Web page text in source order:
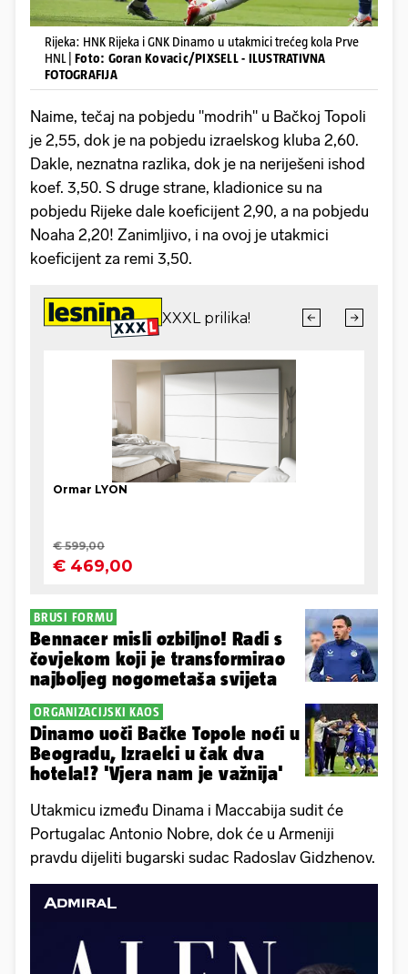
Rijeka: HNK Rijeka i GNK Dinamo u utakmici trećeg kola Prve
HNL | Foto: Goran Kovacic/PIXSELL - ILUSTRATIVNA
FOTOGRAFIJA
Naime, tečaj na pobjedu "modrih" u Bačkoj Topoli
je 2,55, dok je na pobjedu izraelskog kluba 2,60.
Dakle, neznatna razlika, dok je na neriješeni ishod
koef. 3,50. S druge strane, kladionice su na
pobjedu Rijeke dale koeficijent 2,90, a na pobjedu
Noaha 2,20! Zanimljivo, i na ovoj je utakmici
koeficijent za remi 3,50.
BRUSI FORMU
Bennacer misli ozbiljno! Radi s
čovjekom koji je transformirao
najboljeg nogometaša svijeta
ORGANIZACIJSKI KAOS
Dinamo uoči Bačke Topole noći u
Beogradu, Izraelci u čak dva
hotela!? 'Vjera nam je važnija'
Utakmicu između Dinama i Maccabija sudit će
Portugalac Antonio Nobre, dok će u Armeniji
pravdu dijeliti bugarski sudac Radoslav Gidzhenov.